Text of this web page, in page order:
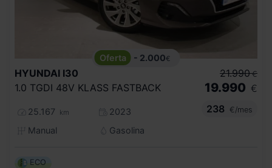
- 2.000€
HYUNDAI I30
1.0 TGDI 48V KLASS FASTBACK
25.167 km
2023
Manual
Gasolina
21.990 €
19.990 €
238
€/mes
ECO